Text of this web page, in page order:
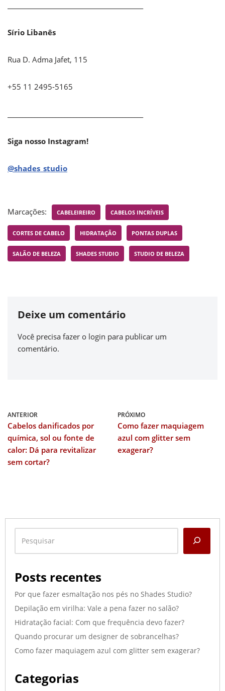
Sírio Libanês
Rua D. Adma Jafet, 115
+55 11 2495-5165
Siga nosso Instagram!
@shades_studio
Marcações: CABELEIREIRO CABELOS INCRÍVEIS
CORTES DE CABELO HIDRATAÇÃO PONTAS DUPLAS
SALÃO DE BELEZA SHADES STUDIO STUDIO DE BELEZA
Deixe um comentário
Você precisa fazer o login para publicar um
comentário.
ANTERIOR
Cabelos danificados por
química, sol ou fonte de
calor: Dá para revitalizar
sem cortar?
PRÓXIMO
Como fazer maquiagem
azul com glitter sem
exagerar?
Posts recentes
Por que fazer esmaltação nos pés no Shades Studio?
Depilação em virilha: Vale a pena fazer no salão?
Hidratação facial: Com que frequência devo fazer?
Quando procurar um designer de sobrancelhas?
Como fazer maquiagem azul com glitter sem exagerar?
Categorias